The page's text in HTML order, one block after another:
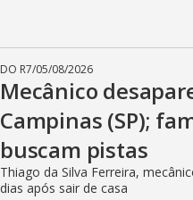
DO R7/05/08/2026
Mecânico
Campinas (SP);
buscam pistas
Thiago da Silva Ferreira,
dias após sair de casa